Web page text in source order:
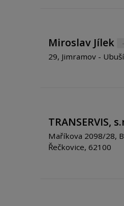
Miroslav Jílek
29, Jimramov -
TRANSERVIS,
Maříkova 2098/28,
Řečkovice, 62100